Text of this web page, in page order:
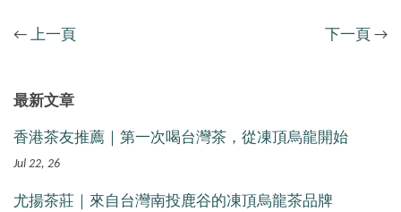
← 上一頁 下一頁 →
最新文章
香港茶友推薦｜第一次喝台灣茶，從凍頂烏龍開始
Jul 22, 26
尤揚茶莊｜來自台灣南投鹿谷的凍頂烏龍茶品牌